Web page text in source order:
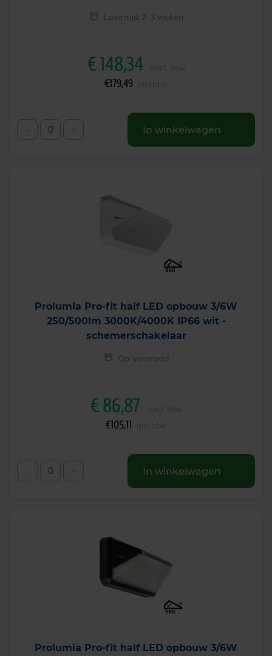
Levertijd 2-3 weken
€148,34
€179,49
In winkelwagen
Prolumia Pro-fit half LED opbouw 3/6W
250/500lm 3000K/4000K IP66 wit -
schemerschakelaar
Op voorraad
€86,87
€105,11
In winkelwagen
Prolumia Pro-fit half LED opbouw 3/6W